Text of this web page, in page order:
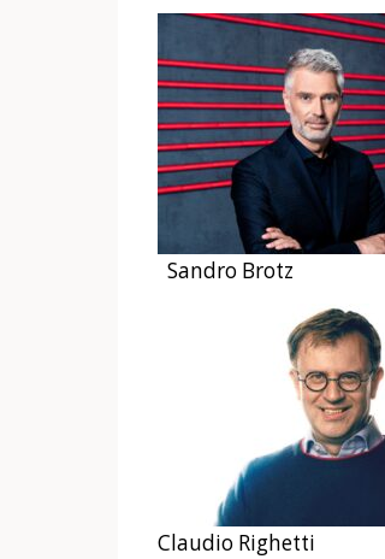
Sandro Brotz
Claudio Righetti